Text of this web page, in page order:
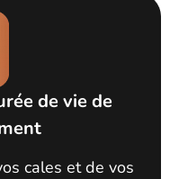
de vie de
cales et de vos